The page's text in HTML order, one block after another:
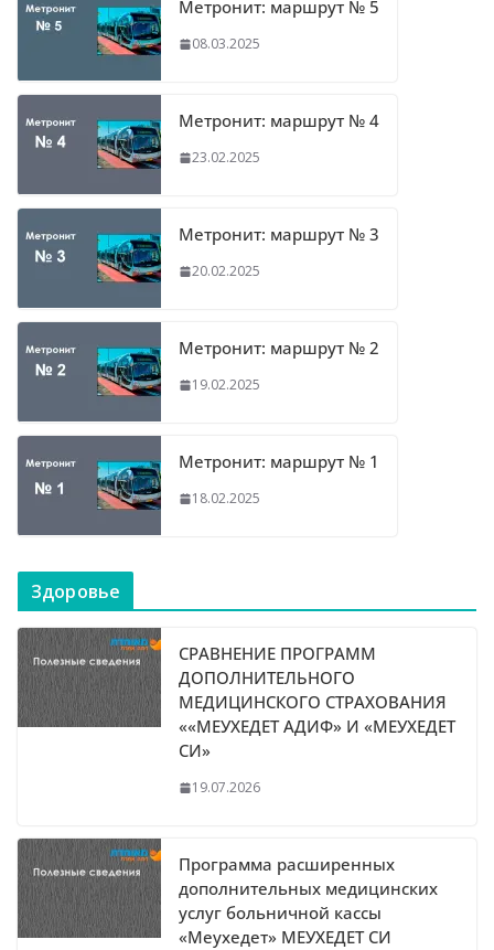
Метронит: маршрут № 5
08.03.2025
Метронит: маршрут № 4
23.02.2025
Метронит: маршрут № 3
20.02.2025
Метронит: маршрут № 2
19.02.2025
Метронит: маршрут № 1
18.02.2025
Здоровье
СРАВНЕНИЕ ПРОГРАММ
ДОПОЛНИТЕЛЬНОГО
МЕДИЦИНСКОГО СТРАХОВАНИЯ
««МЕУХЕДЕТ АДИФ» И «МЕУХЕДЕТ
СИ»
19.07.2026
Программа расширенных
дополнительных медицинских
услуг больничной кассы
«Меухедет» МЕУХЕДЕТ СИ